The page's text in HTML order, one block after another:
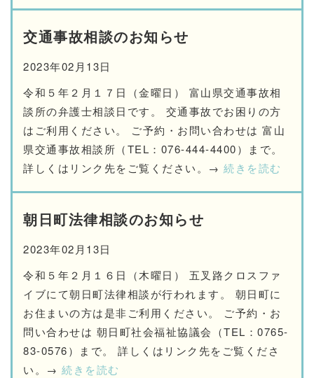
交通事故相談のお知らせ
2023年02月13日
令和５年２月１７日（金曜日） 富山県交通事故相
談所の弁護士相談日です。 交通事故でお困りの方
はご利用ください。 ご予約・お問い合わせは 富山
県交通事故相談所（TEL：076-444-4400）まで。
詳しくはリンク先をご覧ください。→ 続きを読む
朝日町法律相談のお知らせ
2023年02月13日
令和５年２月１６日（木曜日） 五叉路クロスファ
イブにて朝日町法律相談が行われます。 朝日町に
お住まいの方は是非ご利用ください。 ご予約・お
問い合わせは 朝日町社会福祉協議会（TEL：0765-
83-0576）まで。 詳しくはリンク先をご覧くださ
い。→ 続きを読む